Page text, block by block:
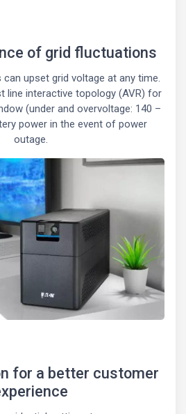
of grid fluctuations
upset grid voltage at any time.
line interactive topology (AVR) for
(under and overvoltage: 140 –
power in the event of power
outage.
for a better customer